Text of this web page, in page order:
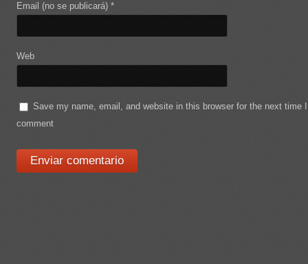
Email (no se publicará)*
Web
Save my name, email, and website in this browser for the next time I
comment